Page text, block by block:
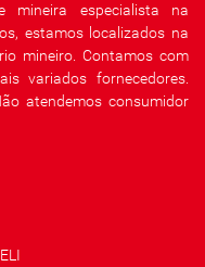
mineira especialista na
estamos localizados na
mineiro. Contamos com
variados fornecedores.
atendemos consumidor